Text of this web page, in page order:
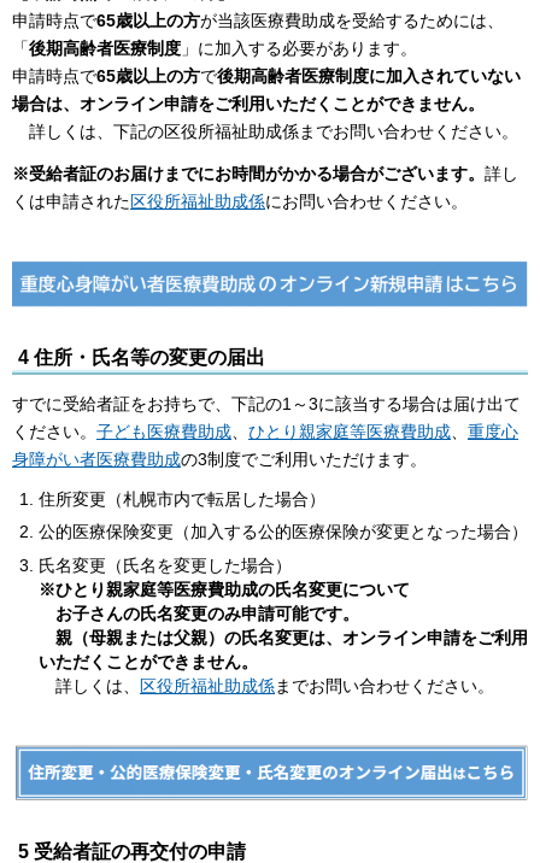
申請時点で65歳以上の方が当該医療費助成を受給するためには、
「後期高齢者医療制度 」に加入する必要があります。
申請時点で65歳以上の方で後期高齢者医療制度に加入されていない
場合は、オンライン申請をご利用いただくことができません。
詳しくは、下記の区役所福祉助成係までお問い合わせください。
※受給者証のお届けまでにお時間がかかる場合がございます。 詳し
くは申請された区役所福祉助成係にお問い合わせください。
4 住所・氏名等の変更の届出
すでに受給者証をお持ちで、下記の1～3に該当する場合は届け出て
ください。 子ども医療費助成 ひとり親家庭等医療費助成
重度心
身障がい者医療費助成の3制度でご利用いただけます。
住所変更（札幌市内で転居した場合）
公的医療保険変更（加入する公的医療保険が変更となった場合）
氏名変更（氏名を変更した場合）
※ひとり親家庭等医療費助成の氏名変更について
お子さんの氏名変更のみ申請可能です。
親（母親または父親）の氏名変更は、オンライン申請をご利用
いただくことができません。
詳しくは、 区役所福祉助成係までお問い合わせください。
5 受給者証の再交付の申請